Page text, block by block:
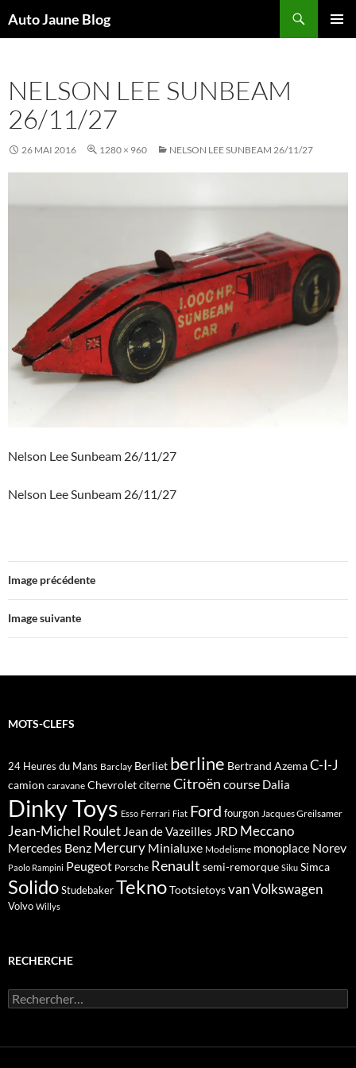
Auto Jaune Blog
NELSON LEE SUNBEAM
26/11/27
26 MAI 2016 1280 × 960 NELSON LEE SUNBEAM 26/11/27
Nelson Lee Sunbeam 26/11/27
Nelson Lee Sunbeam 26/11/27
Image précédente
Image suivante
MOTS-CLEFS
24 Heures du Mans Barclay Berliet berline Bertrand AzemaC-I-J
camion caravane ChevroletciterneCitroën course Dalia
Dinky Toys Esso Ferrari Fiat Ford fourgon Jacques Greilsamer
Jean-Michel Roulet Jean de Vazeilles JRD Meccano
Mercedes Benz Mercury Minialuxe Modelisme monoplace Norev
Paolo Rampini Peugeot Porsche Renault semi-remorque Siku Simca
SolidoStudebakerTeknoTootsietoysvanVolkswagen
Volvo Willys
RECHERCHE
Rechercher :